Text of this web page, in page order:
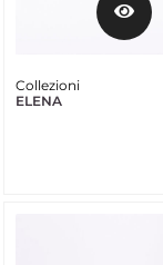
Collezioni
ELENA